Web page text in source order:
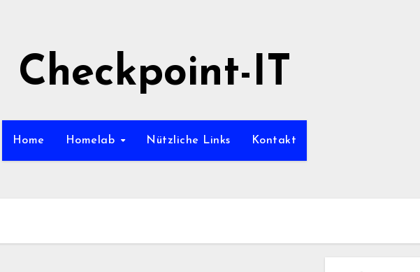
Checkpoint-IT
Home Homelab Nützliche Links Kontakt